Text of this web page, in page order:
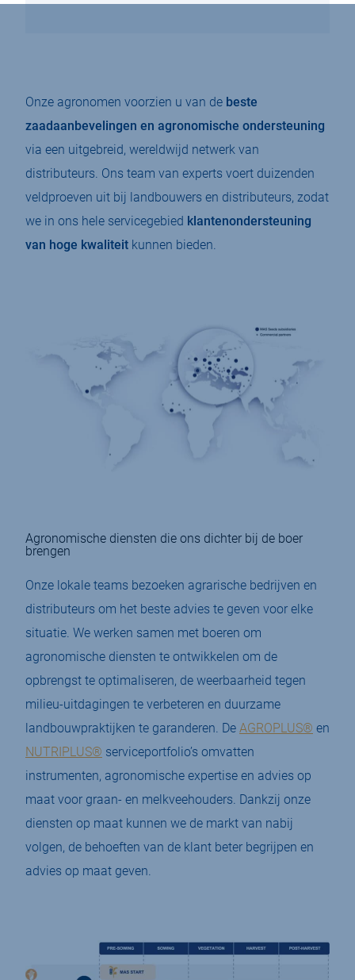
Onze agronomen voorzien u van de beste
zaadaanbevelingen en agronomische ondersteuning
via een uitgebreid, wereldwijd netwerk van
distributeurs. Ons team van experts voert duizenden
veldproeven uit bij landbouwers en distributeurs, zodat
we in ons hele servicegebied klantenondersteuning
van hoge kwaliteit kunnen bieden.
Agronomische diensten die ons dichter bij de boer
brengen
Onze lokale teams bezoeken agrarische bedrijven en
distributeurs om het beste advies te geven voor elke
situatie. We werken samen met boeren om
agronomische diensten te ontwikkelen om de
opbrengst te optimaliseren, de weerbaarheid tegen
milieu-uitdagingen te verbeteren en duurzame
landbouwpraktijken te garanderen. De AGROPLUS® en
NUTRIPLUS® serviceportfolio’s omvatten
instrumenten, agronomische expertise en advies op
maat voor graan- en melkveehouders. Dankzij onze
diensten op maat kunnen we de markt van nabij
volgen, de behoeften van de klant beter begrijpen en
advies op maat geven.